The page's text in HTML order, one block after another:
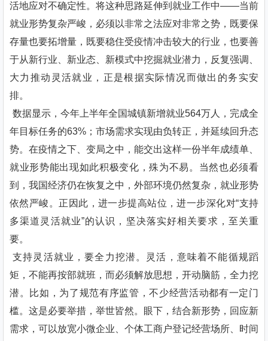
活地应对不确定性。将这种思路延伸到就业工作中——当前
就业形势复杂严峻，必须以非常之法应对非常之势，既要保
存量也要拓增量，既要稳住受疫情冲击较大的行业，也要善
于从新行业、新业态、新模式中挖掘就业潜力，反复强调、
大力推动灵活就业，正是根据实际情况而做出的务实安
排。
数据显示，今年上半年全国城镇新增就业564万人，完成全
年目标任务的63%；市场需求实现由负转正，并延续回升态
势。在疫情之下、变局之中，能交出这样一份半年成绩单、
就业形势能出现如此积极变化，殊为不易。当然也必须看
到，我国经济仍在恢复之中，外部环境仍然复杂，就业形势
依然严峻。正因此，进一步提高站位，进一步深化对“支持
多渠道灵活就业”的认识，坚决落实好相关要求，至关重
要。
支持灵活就业，要全力挖潜。灵活，意味着不能循规蹈
矩，不能再按部就班，而必须解放思想，开动脑筋，全力挖
潜。比如，为了规范有序监管，不少经营活动都有一定门
槛。这是必要举措，举世皆然。眼下，结合新形势，回应新
需求，可以放宽小微企业、个体工商户登记经营场所、时间